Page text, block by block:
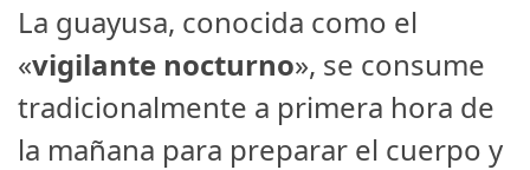
La guayusa, conocida como el
«vigilante nocturno», se consume
tradicionalmente a primera hora de
la mañana para preparar el cuerpo y